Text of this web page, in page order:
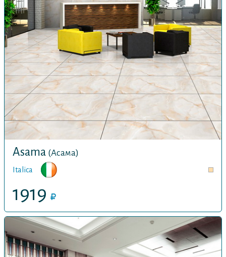
Asama (Асама)
Italica
1919